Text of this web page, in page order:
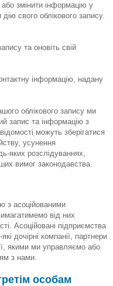
змінити інформацію у
свого облікового запису.
та оновіть свій
інформацію, надану
облікового запису ми
запис та інформацію з
можуть зберігатися
усунення
яких розслідуваннях,
вимог законодавства.
з асоційованими
від них
Асоційовані підприємства
дочірні компанії, партнери
якими ми управляємо або
з нами.
особам